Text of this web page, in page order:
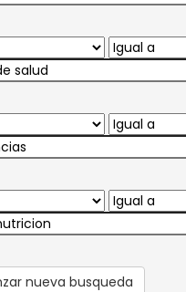
nueva busqueda